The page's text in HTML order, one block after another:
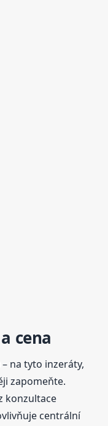
cena
na tyto inzeráty,
zapomeňte.
konzultace
centrální